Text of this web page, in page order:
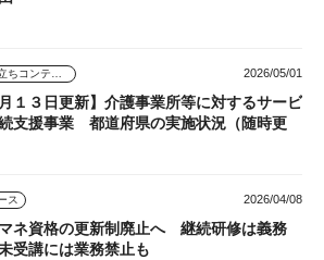
お役立ちコンテンツ 2026/05/01
月１３日更新】介護事業所等に対するサービ
支援事業 都道府県の実施状況（随時更
ス 2026/04/08
ネ資格の更新制廃止へ 継続研修は義務
受講には業務禁止も